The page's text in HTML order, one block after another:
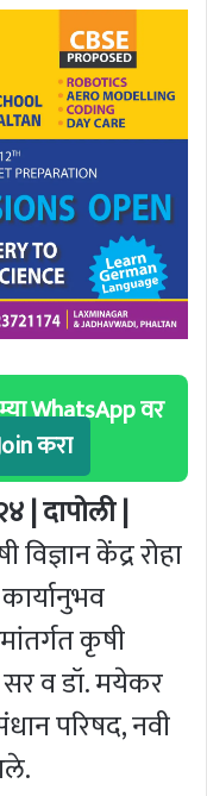
WhatsApp वर
करा
| दापोली |
केंद्र रोहा
कृषी
सर व डॉ. मयेकर
परिषद, नवी